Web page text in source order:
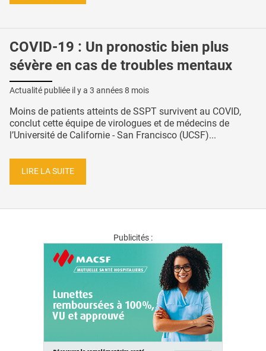
COVID-19 : Un pronostic bien plus
sévère en cas de troubles mentaux
Actualité publiée il y a 3 années 8 mois
Moins de patients atteints de SSPT survivent au COVID,
conclut cette équipe de virologues et de médecins de
l’Université de Californie - San Francisco (UCSF)...
LIRE LA SUITE
Publicités :